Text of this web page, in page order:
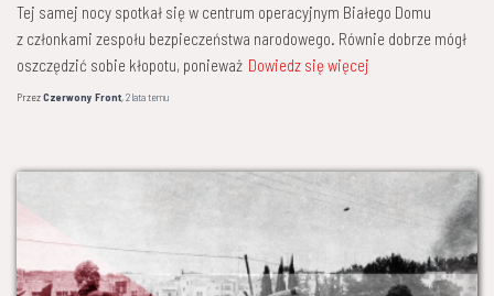
Tej samej nocy spotkał się w centrum operacyjnym Białego Domu
z członkami zespołu bezpieczeństwa narodowego. Równie dobrze mógł
oszczędzić sobie kłopotu, ponieważ Dowiedz się więcej
PrzezCzerwony Front,2 latatemu